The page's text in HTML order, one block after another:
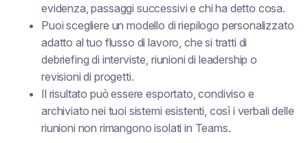
evidenza, passaggi successivi e chi ha detto cosa.
Puoi scegliere un modello di riepilogo personalizzato
adatto al tuo flusso di lavoro, che si tratti di
debriefing di interviste, riunioni di leadership o
revisioni di progetti.
Il risultato può essere esportato, condiviso e
archiviato nei tuoi sistemi esistenti, così i verbali delle
riunioni non rimangono isolati in Teams.